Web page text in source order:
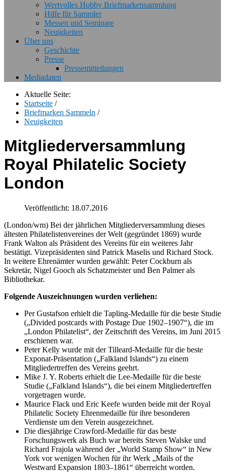
Wertvolles Hobby Briefmarkensammlung
Hilfe für Sammler
Messen und Seminare
Neuigkeiten
Über uns
Geschichte
Presse
Pressemitteilungen
Mediadaten
Aktuelle Seite:
Startseite /
Briefmarken Sammeln /
Neuigkeiten
Mitgliederversammlung
Royal Philatelic Society
London
Veröffentlicht: 18.07.2016
(London/wm) Bei der jährlichen Mitgliederversammlung dieses
ältesten Philatelistenvereines der Welt (gegründet 1869) wurde
Frank Walton als Präsident des Vereins für ein weiteres Jahr
bestätigt. Vizepräsidenten sind Patrick Maselis und Richard Stock.
In weitere Ehrenämter wurden gewählt: Peter Cockburn als
Sekretär, Nigel Gooch als Schatzmeister und Ben Palmer als
Bibliothekar.
Folgende Auszeichnungen wurden verliehen:
Per Gustafson erhielt die Tapling-Medaille für die beste Studie
(„Divided postcards with Postage Due 1902–1907“), die im
„London Philatelist“, der Zeitschrift des Vereins, im Juni 2015
erschienen war.
Peter Kelly wurde mit der Tilleard-Medaille für die beste
Exponat-Präsentation („Falkland Islands“) zu einem
Mitgliedertreffen des Vereins geehrt.
Mike J. Y. Roberts erhielt die Lee-Medaille für die beste
Studie („Falkland Islands“), die bei einem Mitgliedertreffen
vorgetragen wurde.
Maurice Flack und Eric Keefe wurden beide mit der Royal
Philatelic Society Ehrenmedaille für ihre besonderen
Verdienste um den Verein ausgezeichnet.
Die diesjährige Crawford-Medaille für das beste
Forschungswerk als Buch war bereits Steven Walske und
Richard Frajola während der „World Stamp Show“ in New
York vor wenigen Wochen für ihr Werk „Mails of the
Westward Expansion 1803–1861“ überreicht worden.